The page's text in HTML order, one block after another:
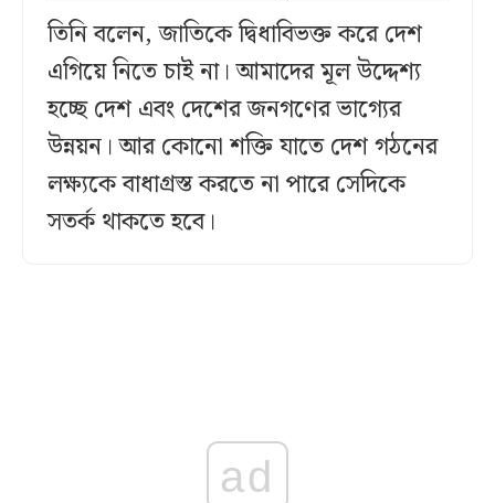
তিনি বলেন, জাতিকে দ্বিধাবিভক্ত করে দেশ
এগিয়ে নিতে চাই না। আমাদের মূল উদ্দেশ্য
হচ্ছে দেশ এবং দেশের জনগণের ভাগ্যের
উন্নয়ন। আর কোনো শক্তি যাতে দেশ গঠনের
লক্ষ্যকে বাধাগ্রস্ত করতে না পারে সেদিকে
সতর্ক থাকতে হবে।
ad